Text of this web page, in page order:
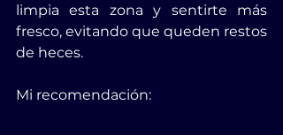
limpia esta zona y sentirte más
fresco, evitando que queden restos
de heces.
Mi recomendación: